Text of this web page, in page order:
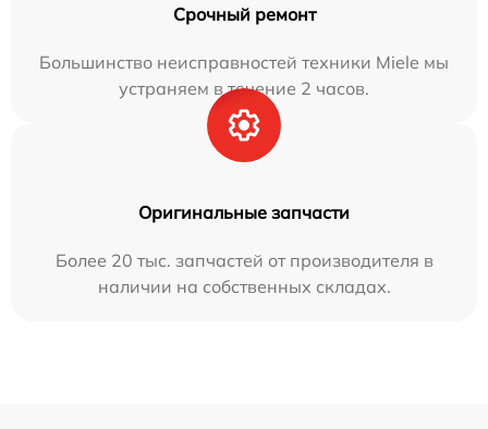
Срочный ремонт
Большинство неисправностей техники Miele мы
устраняем в течение 2 часов.
Оригинальные запчасти
Более 20 тыс. запчастей от производителя в
наличии на собственных складах.